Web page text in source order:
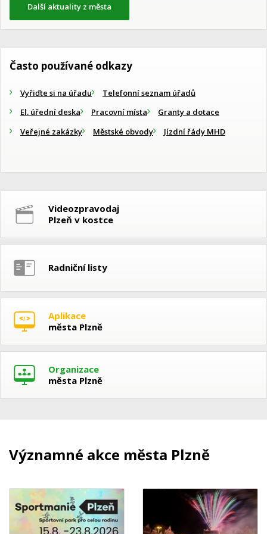
Další aktuality z města
Často používané odkazy
Vyřiďte si na úřadu
Telefonní seznam úřadů
El. úřední deska
Pracovní místa
Granty a dotace
Veřejné zakázky
Městské obvody Jízdní řády MHD
Videozpravodaj
Plzeň v kostce
Radniční listy
Aplikace
města Plzně
Organizace
města Plzně
Významné akce města Plzně